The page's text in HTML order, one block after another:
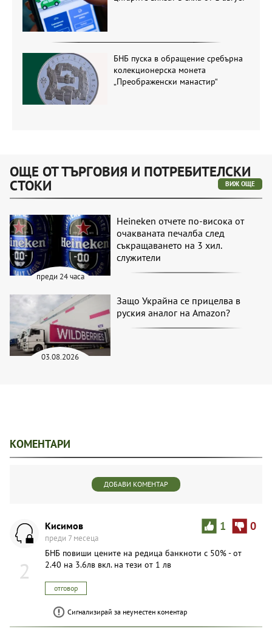
БНБ пуска в обращение сребърна
колекционерска монета
„Преображенски манастир“
ОЩЕ ОТ ТЪРГОВИЯ И ПОТРЕБИТЕЛСКИ
СТОКИ ВИЖ ОЩЕ
преди 24 часа
Heineken отчете по-висока от
очакваната печалба след
съкращаването на 3 хил.
служители
03.08.2026
Защо Украйна се прицелва в
руския аналог на Amazon?
КОМЕНТАРИ
ДОБАВИ КОМЕНТАР
2
1 0
Кисимов
преди 7 месеца
БНБ повиши цените на редица банкноти с 50% - от
2.40 на 3.6лв вкл. на тези от 1 лв
отговор
Сигнализирай за неуместен коментар